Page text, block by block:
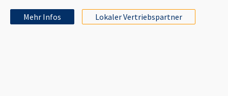
Mehr Infos Lokaler Vertriebspartner